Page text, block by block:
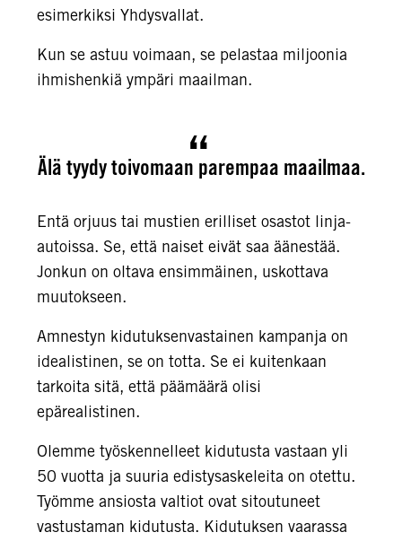
esimerkiksi Yhdysvallat.
Kun se astuu voimaan, se pelastaa miljoonia
ihmishenkiä ympäri maailman.
Älä tyydy toivomaan parempaa maailmaa.
Entä orjuus tai mustien erilliset osastot linja-
autoissa. Se, että naiset eivät saa äänestää.
Jonkun on oltava ensimmäinen, uskottava
muutokseen.
Amnestyn kidutuksenvastainen kampanja on
idealistinen, se on totta. Se ei kuitenkaan
tarkoita sitä, että päämäärä olisi
epärealistinen.
Olemme työskennelleet kidutusta vastaan yli
50 vuotta ja suuria edistysaskeleita on otettu.
Työmme ansiosta valtiot ovat sitoutuneet
vastustaman kidutusta. Kidutuksen vaarassa